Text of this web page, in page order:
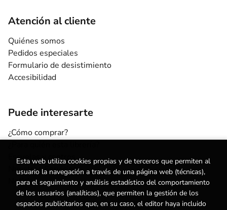
Atención al cliente
Quiénes somos
Pedidos especiales
Formulario de desistimiento
Accesibilidad
Puede interesarte
¿Cómo comprar?
Escuelas y centros
Nuestros Servicios
Noticias
Esta web utiliza cookies propias y de terceros que permiten al
usuario la navegación a través de una página web (técnicas),
para el seguimiento y análisis estadístico del comportamiento
de los usuarios (analíticas), que permiten la gestión de los
espacios publicitarios que, en su caso, el editor haya incluido